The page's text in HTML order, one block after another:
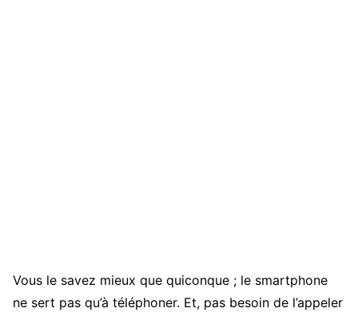
Vous le savez mieux que quiconque ; le smartphone
ne sert pas qu’à téléphoner. Et, pas besoin de l’appeler